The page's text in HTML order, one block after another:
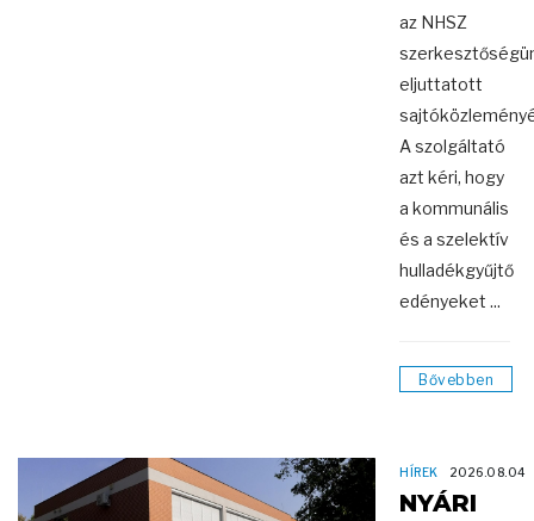
az NHSZ
eljuttatott
A szolgáltató
azt kéri, hogy
a kommunális
és a szelektív
hulladékgyűjtő
edényeket ...
Bővebben
HÍREK 2026.08.04
NYÁRI